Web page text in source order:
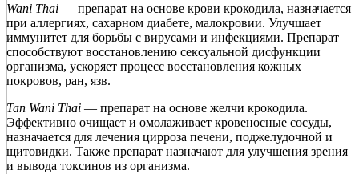
Wani Thai — препарат на основе крови крокодила, назначается
при аллергиях, сахарном диабете, малокровии. Улучшает
иммунитет для борьбы с вирусами и инфекциями. Препарат
способствуют восстановлению сексуальной дисфункции
организма, ускоряет процесс восстановления кожных
покровов, ран, язв.
Tan Wani Thai — препарат на основе желчи крокодила.
Эффективно очищает и омолаживает кровеносные сосуды,
назначается для лечения цирроза печени, поджелудочной и
щитовидки. Также препарат назначают для улучшения зрения
и вывода токсинов из организма.